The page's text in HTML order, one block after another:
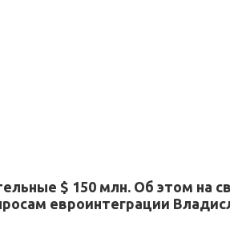
$ 150 млн. Об этом на
евроинтеграции